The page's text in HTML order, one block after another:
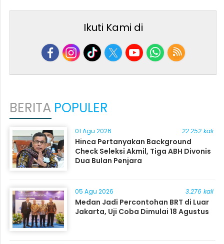
Ikuti Kami di
BERITA POPULER
01 Agu 2026 22.252 kali
Hinca Pertanyakan Background
Check Seleksi Akmil, Tiga ABH Divonis
Dua Bulan Penjara
05 Agu 2026 3.276 kali
Medan Jadi Percontohan BRT di Luar
Jakarta, Uji Coba Dimulai 18 Agustus